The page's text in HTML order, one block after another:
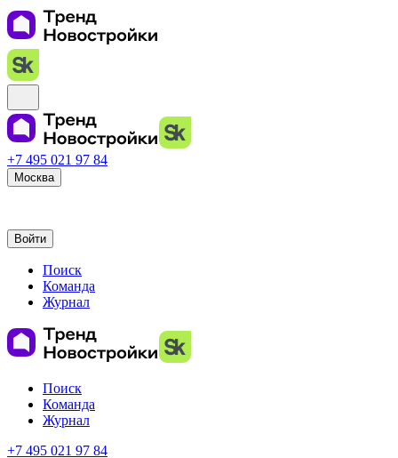
+7 495 021 97 84
Москва
Войти
Поиск
Команда
Журнал
Поиск
Команда
Журнал
+7 495 021 97 84